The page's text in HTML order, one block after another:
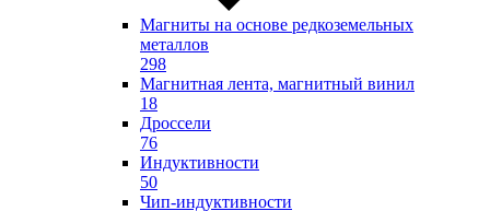
Магниты на основе редкоземельных
металлов
298
Магнитная лента, магнитный винил
18
Дроссели
76
Индуктивности
50
Чип-индуктивности